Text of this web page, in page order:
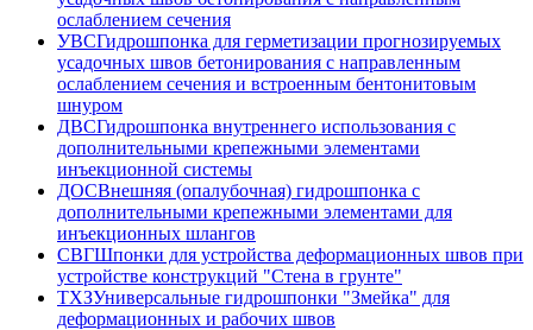
ослаблением сечения
УВСГидрошпонка для герметизации прогнозируемых
усадочных швов бетонирования с направленным
ослаблением сечения и встроенным бентонитовым
шнуром
ДВСГидрошпонка внутреннего использования с
дополнительными крепежными элементами
инъекционной системы
ДОСВнешняя (опалубочная) гидрошпонка с
дополнительными крепежными элементами для
инъекционных шлангов
СВГШпонки для устройства деформационных швов при
устройстве конструкций "Стена в грунте"
ТХЗУниверсальные гидрошпонки "Змейка" для
деформационных и рабочих швов